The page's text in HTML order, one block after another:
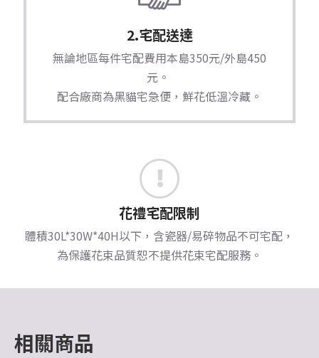
2.宅配送達
無論地區每件宅配費用本島350元/外島450
元。
配合廠商為黑貓宅急便，鮮花低溫冷藏。
花禮宅配限制
體積30L*30W*40H以下，含瓷器/易碎物品不可宅配，
為保護花束品質恕不提供花束宅配服務。
相關商品